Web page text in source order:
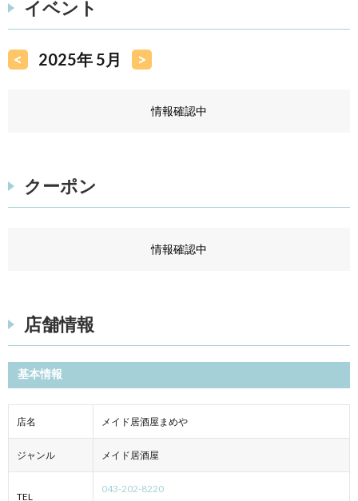
イベント
< 2025年 5月 >
情報確認中
クーポン
情報確認中
店舗情報
基本情報
店名 メイド居酒屋まめや
ジャンル メイド居酒屋
TEL
043-202-8220